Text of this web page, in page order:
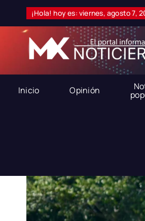
content
¡Hola! hoy es: viernes, agosto 7,
Inicio Opinión